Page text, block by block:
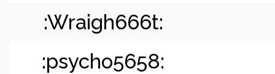
:Wraigh666t:
:psycho5658: